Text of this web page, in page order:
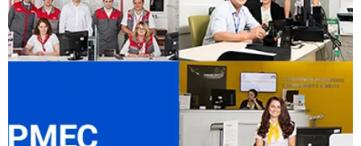
СЕРВИС
УСЛУГИ
О КОМПАНИИ